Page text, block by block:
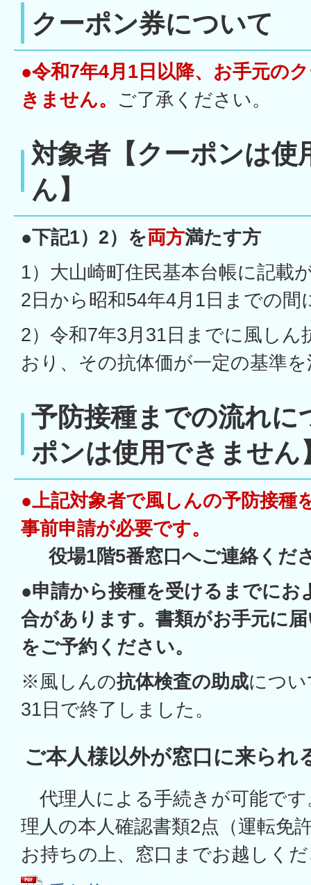
クーポン券について
●令和7年4月1日以降、お手元の
きません。 ご了承ください。
対象者【クーポンは使
ん】
●下記1）2）を両方満たす方
1）大山崎町住民基本台帳に記載
2日から昭和54年4月1日までの間
2）令和7年3月31日までに風しん
おり、その抗体価が一定の基準
予防接種までの流れに
ポンは使用できません
●上記対象者で風しんの予防接種
事前申請が必要です。
役場1階5番窓口へご連絡くだ
●申請から接種を受けるまでにお
合があります。書類がお手元に
をご予約ください。
※風しんの抗体検査の助成につ
31日で終了しました。
ご本人様以外が窓口に来られ
代理人による手続きが可能です
理人の本人確認書類2点（運転免
お持ちの上、窓口までお越しく